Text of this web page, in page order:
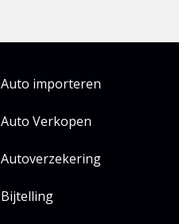
Auto importeren
Auto Verkopen
Autoverzekering
Bijtelling